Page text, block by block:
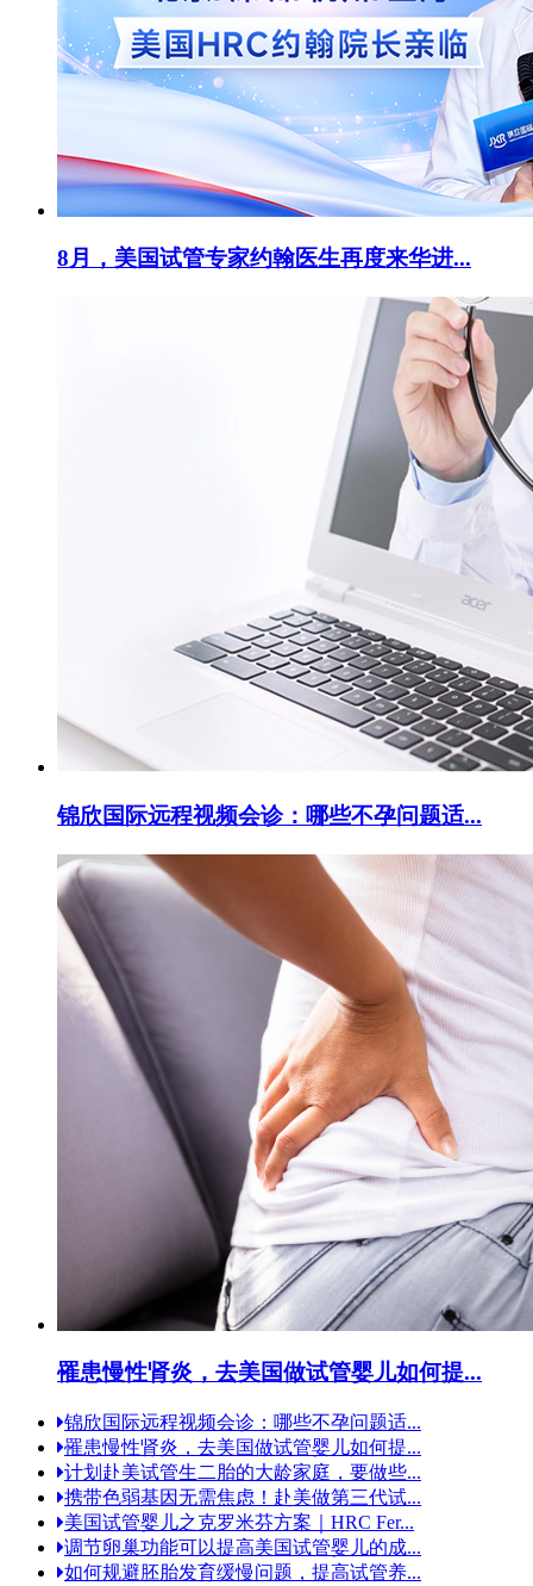
8月，美国试管专家约翰医生再度来华进...
锦欣国际远程视频会诊：哪些不孕问题适...
罹患慢性肾炎，去美国做试管婴儿如何提...
锦欣国际远程视频会诊：哪些不孕问题适...
罹患慢性肾炎，去美国做试管婴儿如何提...
计划赴美试管生二胎的大龄家庭，要做些...
携带色弱基因无需焦虑！赴美做第三代试...
美国试管婴儿之克罗米芬方案｜HRC Fer...
调节卵巢功能可以提高美国试管婴儿的成...
如何规避胚胎发育缓慢问题，提高试管养...